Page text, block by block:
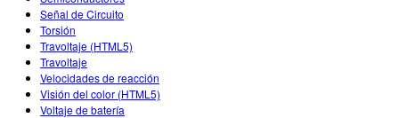
Señal de Circuito
Torsión
Travoltaje (HTML5)
Travoltaje
Velocidades de reacción
Visión del color (HTML5)
Voltaje de batería